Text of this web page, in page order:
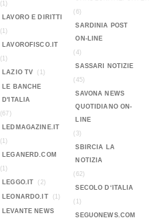
(1)
LAVORO E DIRITTI
(1)
LAVOROFISCO.IT
(1)
LAZIO TV
(1)
LE BANCHE
D'ITALIA
(67)
LEDMAGAZINE.IT
(1)
LEGANERD.COM
(1)
LEGGO.IT
(2)
LEONARDO.IT (1)
LEVANTE NEWS
(6)
SARDINIA POST
ON-LINE
(4)
SASSARI NOTIZIE
(45)
SAVONA NEWS
QUOTIDIANO ON-
LINE
(3)
SBIRCIA LA
NOTIZIA
(62)
SECOLO D‘ITALIA
(1)
SEGUONEWS.COM